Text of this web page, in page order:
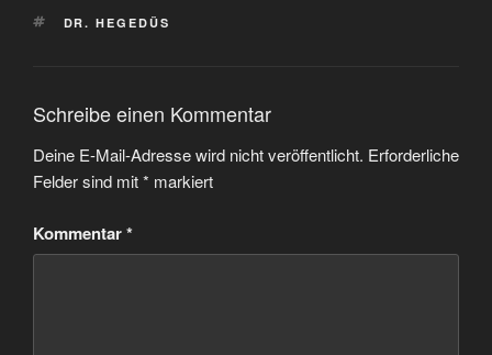
SCHLAGWÖRTER
DR. HEGEDÜS
Schreibe einen Kommentar
Deine E-Mail-Adresse wird nicht veröffentlicht. Erforderliche
Felder sind mit* markiert
Kommentar*